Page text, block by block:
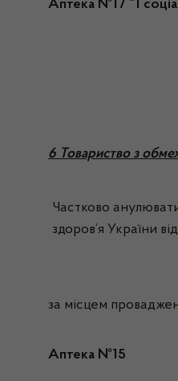
Аптека №17 “1
6 Товариство з
Частково
здоров’я України
за місцем
Аптека №15